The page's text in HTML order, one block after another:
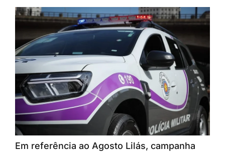
Em referência ao Agosto Lilás, campanha